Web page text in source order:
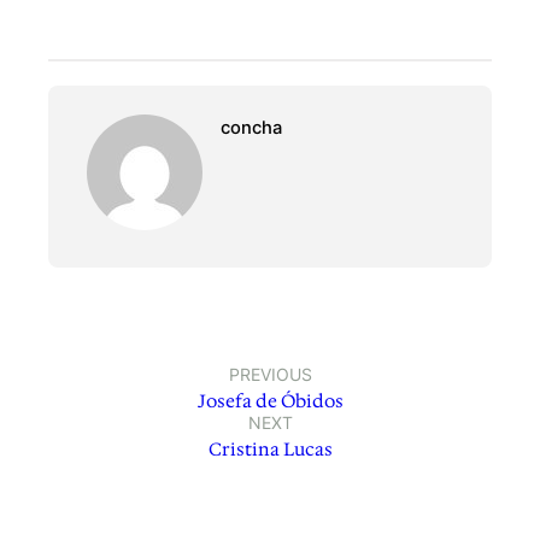
concha
PREVIOUS
Josefa de Óbidos
NEXT
Cristina Lucas